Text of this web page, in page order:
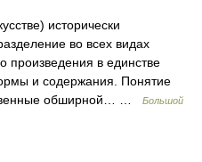
исторически
во всех видах
произведения в единстве
и содержания. Понятие
обширной… …
Большой